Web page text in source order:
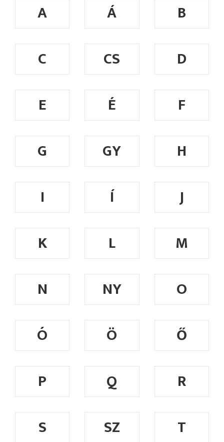
A Á
B
C
CS
D
E
É
F
G
GY
H
I
Í
J
K
L
M
N
NY
O
Ó
Ö
Ő
P
Q
R
S
SZ T